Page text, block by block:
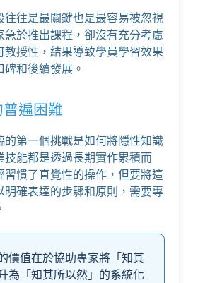
往往是最關鍵也是最容易被忽視
急於推出課程，卻沒有充分考慮
教授性，結果導致學員學習效果
和後續發展。
遍困難
的第一個挑戰是如何將隱性知識
技能都是透過長期實作累積而
習慣了直覺性的操作，但要將這
明確表達的步驟和原則，需要專
價值在於協助專家將「知其
為「知其所以然」的系統化